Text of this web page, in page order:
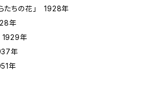
たちの花」 1928年
年
年
年
年